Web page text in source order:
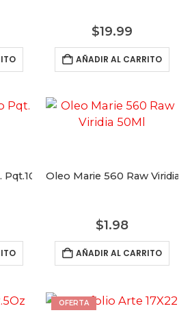
$19.99
AÑADIR AL CARRITO
Pqt.10 7¨Oleo Marie 560 Raw Viridia
$1.98
AÑADIR AL CARRITO
OFERTA